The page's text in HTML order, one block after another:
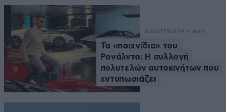
ΑΘΛΗΤΙΚΑ29 λ. πριν
Τα «παιχνίδια» του
Ρονάλντο: Η συλλογή
πολυτελών αυτοκινήτων που
εντυπωσιάζει